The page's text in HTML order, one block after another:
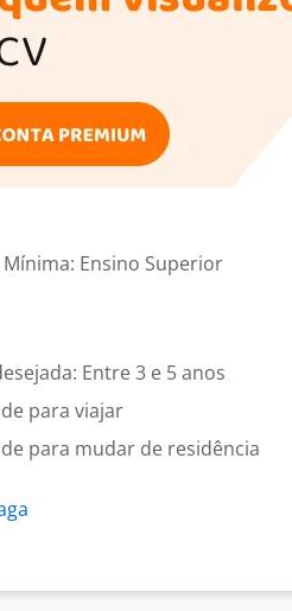
Ensino Superior
Entre 3 e 5 anos
para viajar
para mudar de residência